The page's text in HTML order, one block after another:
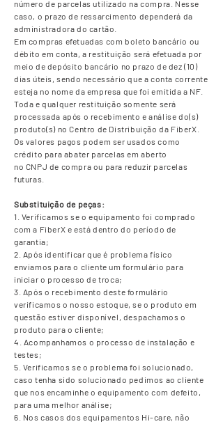
número de parcelas utilizado na compra. Nesse
caso, o prazo de ressarcimento dependerá da
administradora do cartão.
Em compras efetuadas com boleto bancário ou
débito em conta, a restituição será efetuada por
meio de depósito bancário no prazo de dez (10)
dias úteis, sendo necessário que a conta corrente
esteja no nome da empresa que foi emitida a NF.
Toda e qualquer restituição somente será
processada após o recebimento e análise do(s)
produto(s) no Centro de Distribuição da FiberX.
Os valores pagos podem ser usados como
crédito para abater parcelas em aberto
no CNPJ de compra ou para reduzir parcelas
futuras.
Substituição de peças:
1. Verificamos se o equipamento foi comprado
com a FiberX e está dentro do período de
garantia;
2. Após identificar que é problema físico
enviamos para o cliente um formulário para
iniciar o processo de troca;
3. Após o recebimento deste formulário
verificamos o nosso estoque, se o produto em
questão estiver disponível, despachamos o
produto para o cliente;
4. Acompanhamos o processo de instalação e
testes;
5. Verificamos se o problema foi solucionado,
caso tenha sido solucionado pedimos ao cliente
que nos encaminhe o equipamento com defeito,
para uma melhor análise;
6. Nos casos dos equipamentos Hi-care, não